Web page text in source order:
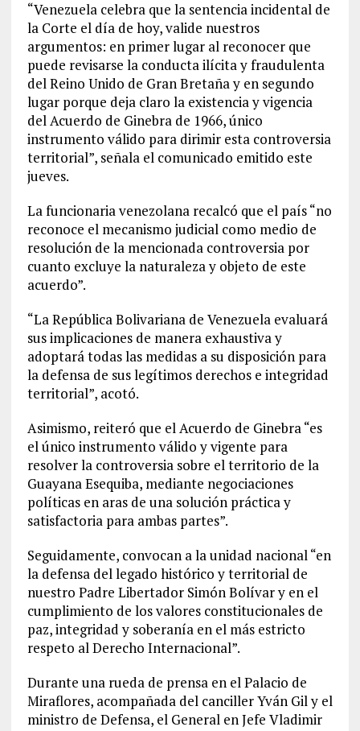
“Venezuela celebra que la sentencia incidental de
la Corte el día de hoy, valide nuestros
argumentos: en primer lugar al reconocer que
puede revisarse la conducta ilícita y fraudulenta
del Reino Unido de Gran Bretaña y en segundo
lugar porque deja claro la existencia y vigencia
del Acuerdo de Ginebra de 1966, único
instrumento válido para dirimir esta controversia
territorial”, señala el comunicado emitido este
jueves.
La funcionaria venezolana recalcó que el país “no
reconoce el mecanismo judicial como medio de
resolución de la mencionada controversia por
cuanto excluye la naturaleza y objeto de este
acuerdo”.
“La República Bolivariana de Venezuela evaluará
sus implicaciones de manera exhaustiva y
adoptará todas las medidas a su disposición para
la defensa de sus legítimos derechos e integridad
territorial”, acotó.
Asimismo, reiteró que el Acuerdo de Ginebra “es
el único instrumento válido y vigente para
resolver la controversia sobre el territorio de la
Guayana Esequiba, mediante negociaciones
políticas en aras de una solución práctica y
satisfactoria para ambas partes”.
Seguidamente, convocan a la unidad nacional “en
la defensa del legado histórico y territorial de
nuestro Padre Libertador Simón Bolívar y en el
cumplimiento de los valores constitucionales de
paz, integridad y soberanía en el más estricto
respeto al Derecho Internacional”.
Durante una rueda de prensa en el Palacio de
Miraflores, acompañada del canciller Yván Gil y el
ministro de Defensa, el General en Jefe Vladimir